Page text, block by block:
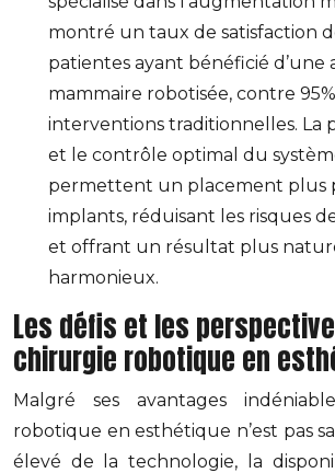
montré un taux de satisfaction
patientes ayant bénéficié
mammaire robotisée, contre
interventions traditionnelles. La
et le contrôle optimal du
permettent un placement plus
implants, réduisant les risques
et offrant un résultat plus
harmonieux.
Les défis et les
chirurgie robotique en
Malgré ses avantages
robotique en esthétique n’est pas
élevé de la technologie, la